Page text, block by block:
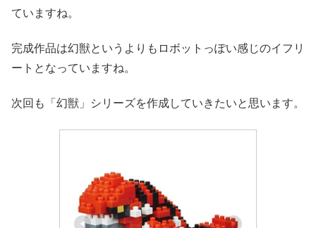
ていますね。
完成作品は幻獣というよりもロボットっぽい感じのイフリ
ートとなっていますね。
次回も「幻獣」シリーズを作成していきたいと思います。